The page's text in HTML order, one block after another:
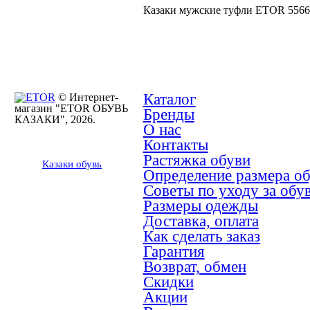
Казаки мужские туфли ETOR
© Интернет-
магазин "ETOR ОБУВЬ
КАЗАКИ", 2026.
Казаки обувь
Каталог
Бренды
О нас
Контакты
Растяжка обуви
Определение размера
Советы по уходу за
Размеры одежды
Доставка, оплата
Как сделать заказ
Гарантия
Возврат, обмен
Скидки
Акции